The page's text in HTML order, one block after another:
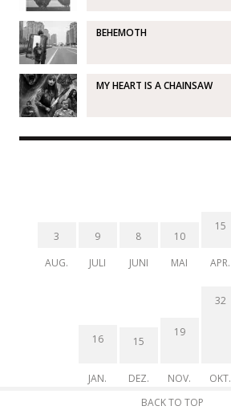
BEHEMOTH
MY HEART IS A CHAINSAW
3
AUG.
9
JULI
8
JUNI
10
MAI
15
APR.
16
JAN.
15
DEZ.
19
NOV.
32
OKT.
BACK TO TOP